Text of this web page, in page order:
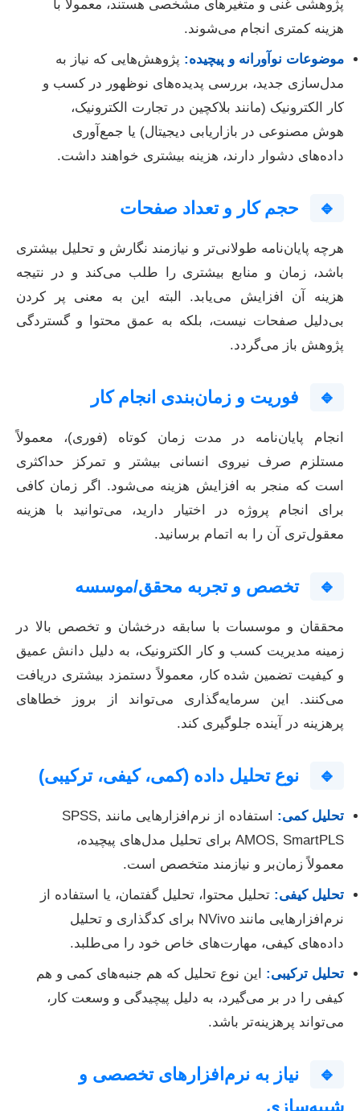
پژوهشی غنی و متغیرهای مشخصی هستند، معمولاً با
هزینه کمتری انجام می‌شوند.
موضوعات نوآورانه و پیچیده: پژوهش‌هایی که نیاز به
مدل‌سازی جدید، بررسی پدیده‌های نوظهور در کسب و
کار الکترونیک (مانند بلاکچین در تجارت الکترونیک،
هوش مصنوعی در بازاریابی دیجیتال) یا جمع‌آوری
داده‌های دشوار دارند، هزینه بیشتری خواهند داشت.
🔹 حجم کار و تعداد صفحات
هرچه پایان‌نامه طولانی‌تر و نیازمند نگارش و تحلیل بیشتری
باشد، زمان و منابع بیشتری را طلب می‌کند و در نتیجه
هزینه آن افزایش می‌یابد. البته این به معنی پر کردن
بی‌دلیل صفحات نیست، بلکه به عمق محتوا و گستردگی
پژوهش باز می‌گردد.
🔹 فوریت و زمان‌بندی انجام کار
انجام پایان‌نامه در مدت زمان کوتاه (فوری)، معمولاً
مستلزم صرف نیروی انسانی بیشتر و تمرکز حداکثری
است که منجر به افزایش هزینه می‌شود. اگر زمان کافی
برای انجام پروژه در اختیار دارید، می‌توانید با هزینه
معقول‌تری آن را به اتمام برسانید.
🔹 تخصص و تجربه محقق/موسسه
محققان و موسسات با سابقه درخشان و تخصص بالا در
زمینه مدیریت کسب و کار الکترونیک، به دلیل دانش عمیق
و کیفیت تضمین شده کار، معمولاً دستمزد بیشتری دریافت
می‌کنند. این سرمایه‌گذاری می‌تواند از بروز خطاهای
پرهزینه در آینده جلوگیری کند.
🔹 نوع تحلیل داده (کمی، کیفی، ترکیبی)
تحلیل کمی:
استفاده از نرم‌افزارهایی مانند SPSS,
AMOS, SmartPLS برای تحلیل مدل‌های پیچیده،
معمولاً زمان‌بر و نیازمند متخصص است.
تحلیل کیفی: تحلیل محتوا، تحلیل گفتمان، یا استفاده از
نرم‌افزارهایی مانند NVivo برای کدگذاری و تحلیل
داده‌های کیفی، مهارت‌های خاص خود را می‌طلبد.
تحلیل ترکیبی: این نوع تحلیل که هم جنبه‌های کمی و هم
کیفی را در بر می‌گیرد، به دلیل پیچیدگی و وسعت کار،
می‌تواند پرهزینه‌تر باشد.
🔹
نیاز به نرم‌افزارهای تخصصی و
شبیه‌سازی